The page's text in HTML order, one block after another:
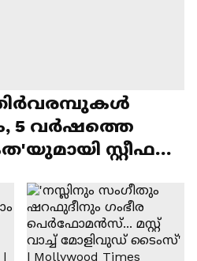
5 വർഷത്തെ
സ്റ്റീഫൻ